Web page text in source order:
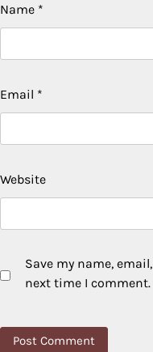
Name *
Email *
Website
Save my name,
next time I comment.